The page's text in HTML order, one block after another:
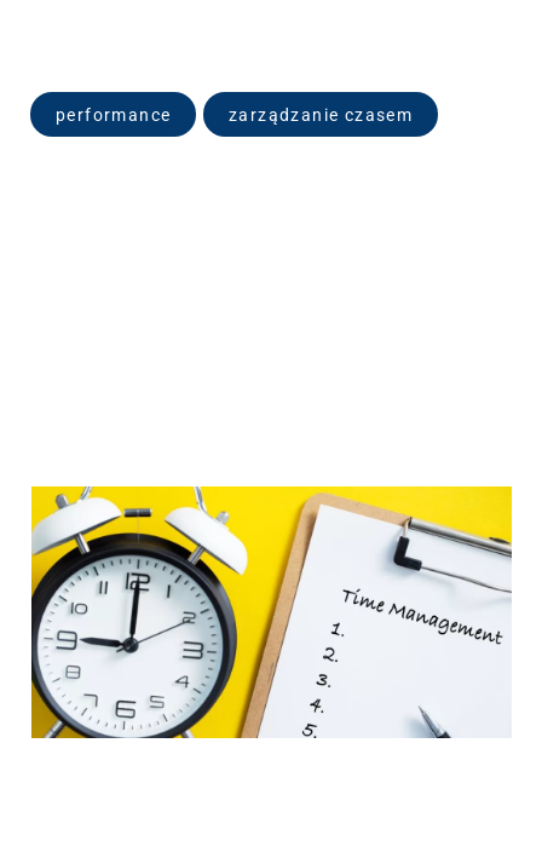
performance zarządzanie czasem